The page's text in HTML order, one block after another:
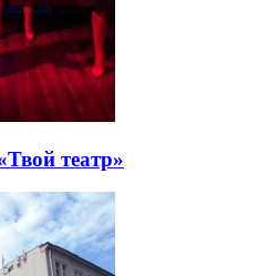
театр»